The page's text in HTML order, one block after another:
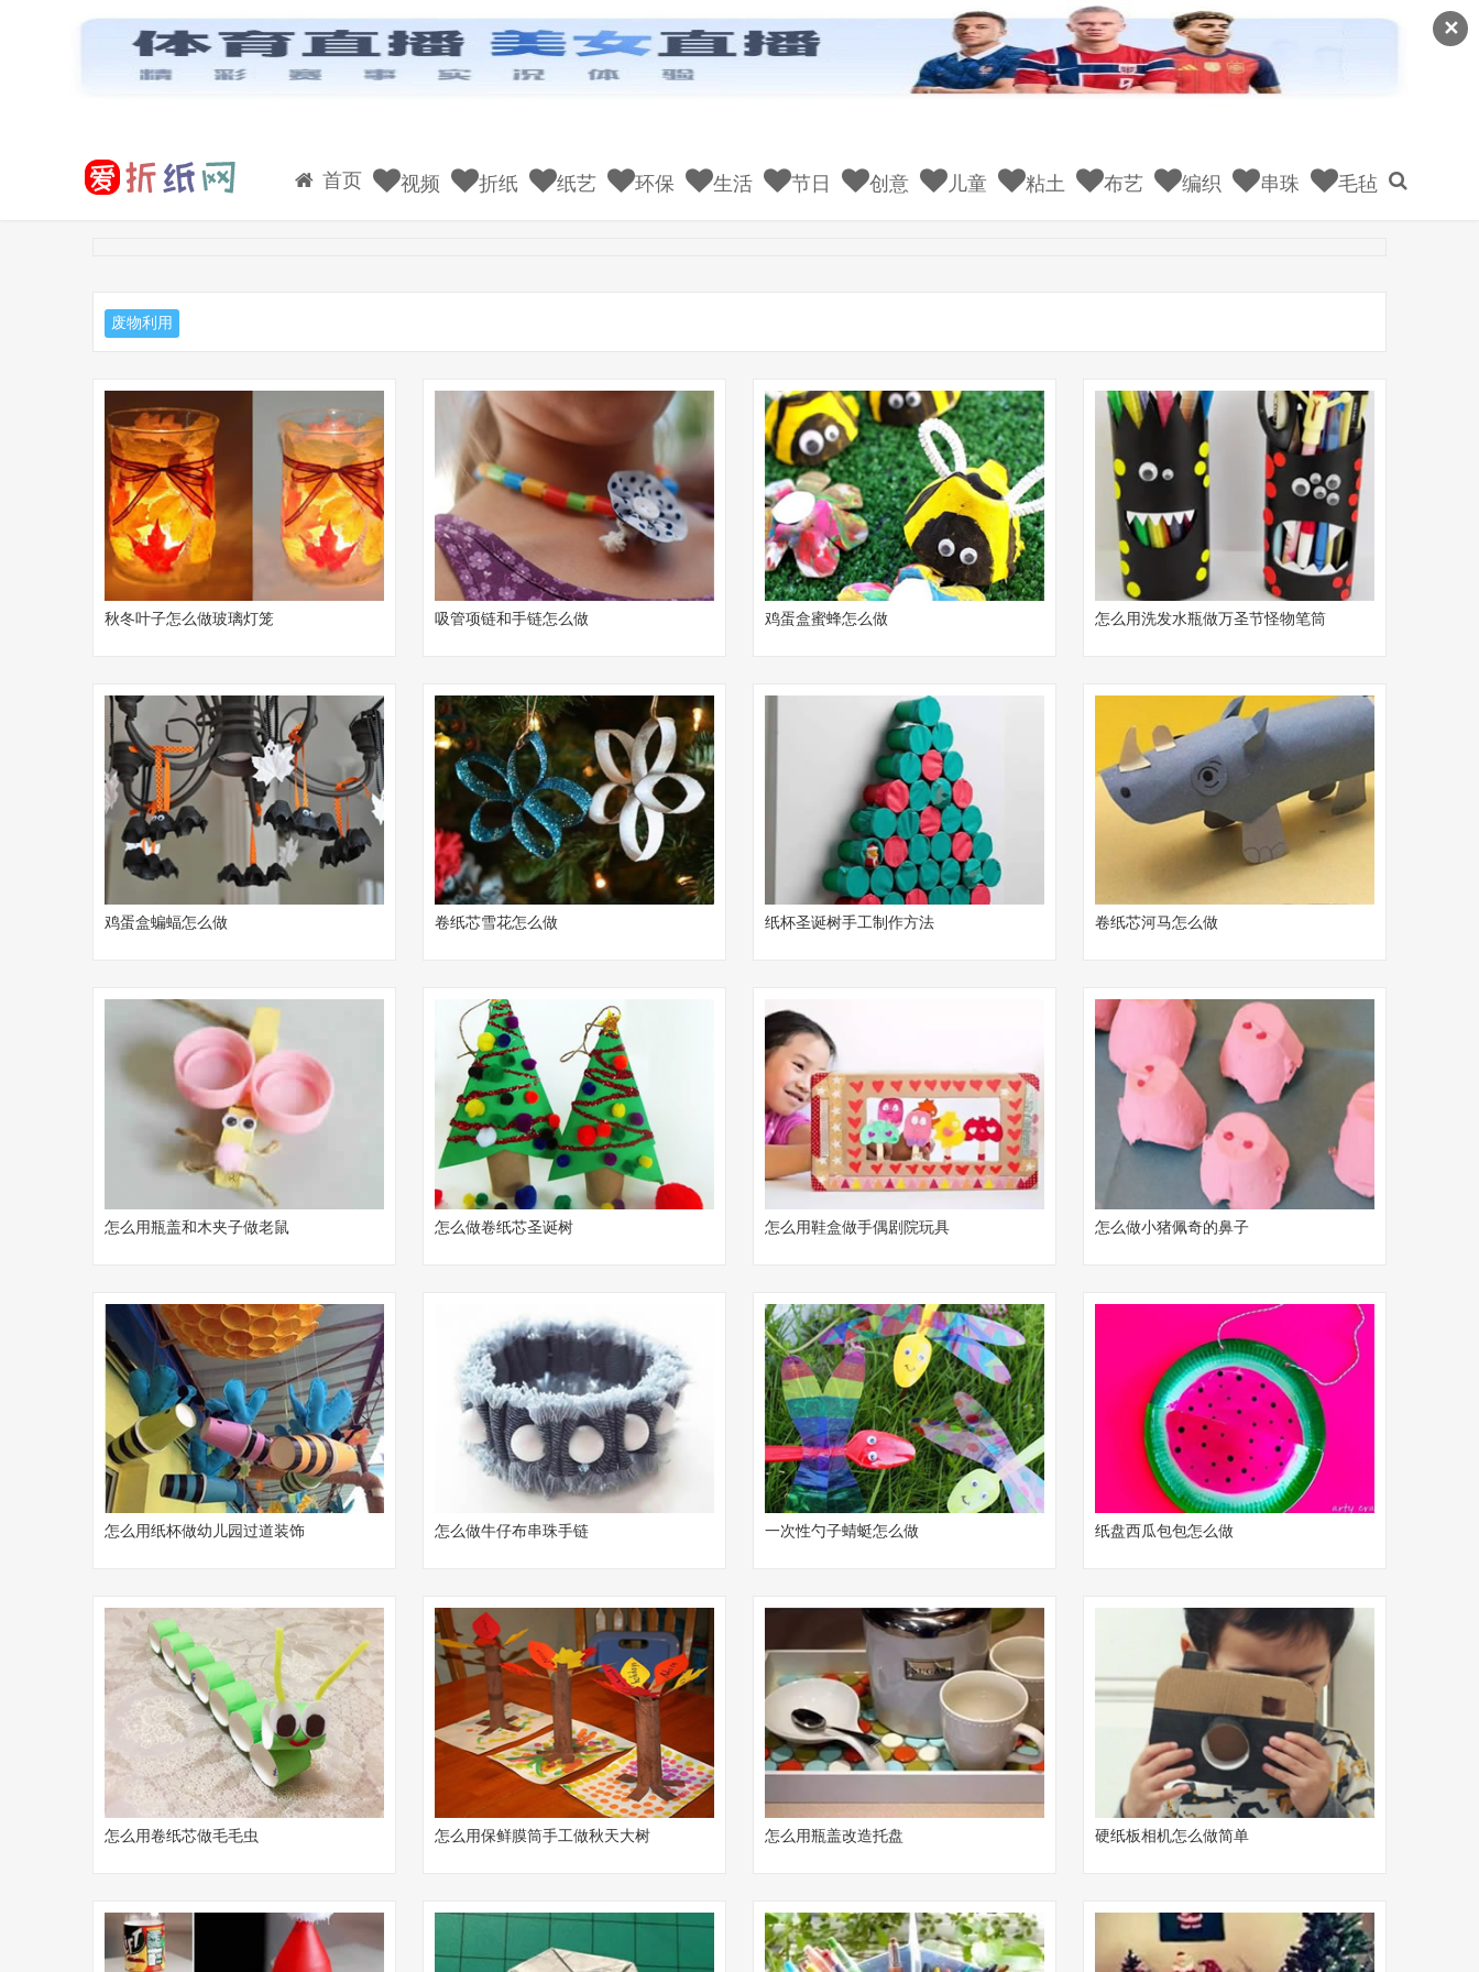
✕
首页 视频 折纸 纸艺 环保 生活 节日 创意 儿童 粘土 布艺 编织 串珠 毛毡
废物利用
秋冬叶子怎么做玻璃灯笼 吸管项链和手链怎么做 鸡蛋盒蜜蜂怎么做 怎么用洗发水瓶做万圣节怪物笔筒
鸡蛋盒蝙蝠怎么做 卷纸芯雪花怎么做 纸杯圣诞树手工制作方法 卷纸芯河马怎么做
怎么用瓶盖和木夹子做老鼠 怎么做卷纸芯圣诞树 怎么用鞋盒做手偶剧院玩具 怎么做小猪佩奇的鼻子
怎么用纸杯做幼儿园过道装饰 怎么做牛仔布串珠手链 一次性勺子蜻蜓怎么做 纸盘西瓜包包怎么做
怎么用卷纸芯做毛毛虫 怎么用保鲜膜筒手工做秋天大树 怎么用瓶盖改造托盘 硬纸板相机怎么做简单